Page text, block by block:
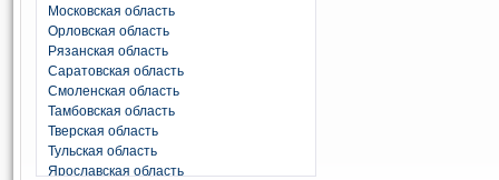
Московская область
Орловская область
Рязанская область
Саратовская область
Смоленская область
Тамбовская область
Тверская область
Тульская область
Ярославская область